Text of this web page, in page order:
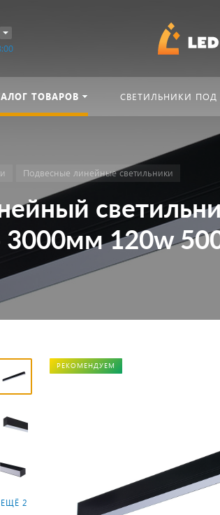
ТОВАРОВ СВЕТИЛЬНИКИ ПОД
Подвесные линейные светильники
120w
ЕЩЁ 2
РЕКОМЕНДУЕМ